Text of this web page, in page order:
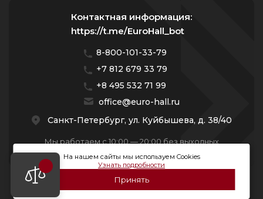
Контактная информация:
https://t.me/EuroHall_bot
8-800-101-33-79
+7 812 679 33 79
+8 495 532 71 99
office@euro-hall.ru
Санкт-Петербург, ул. Куйбышева, д. 38/40
Мы работаем с 10:00 — 20:00 без выходных
© 2026 Премиум Групп. Все права защищены.
На нашем сайты мы используем Cookies
Узнать подробности
Принять